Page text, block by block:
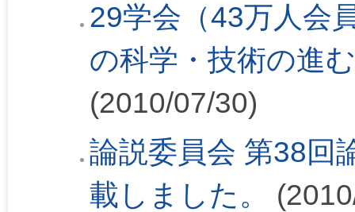
29学会（43万人会
の科学・技術の進
(2010/07/30)
論説委員会 第38回
載しました。